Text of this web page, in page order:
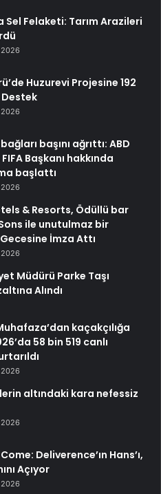
Sel Felaketi: Tarım Arazileri
Huzurevi Projesine 192
Destek
başını ağrıttı: ABD
Başkanı hakkında
başlattı
& Resorts, Ödüllü bar
ile unutulmaz bir
İmza Attı
Müdürü Parke Taşı
Alındı
kaçakçılığa
58 bin 519 canlı
altındaki kara nefessiz
Deliverence’ın Hans’ı,
Açıyor